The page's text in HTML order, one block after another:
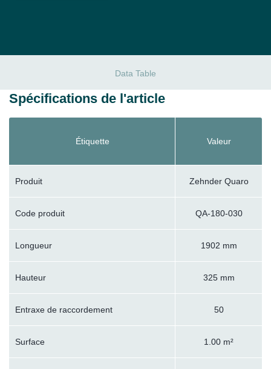
Data Table
Spécifications de l'article
Étiquette Valeur
Produit Zehnder Quaro
Code produit QA-180-030
Longueur 1902 mm
Hauteur 325 mm
Entraxe de raccordement 50
Surface 1.00 m²